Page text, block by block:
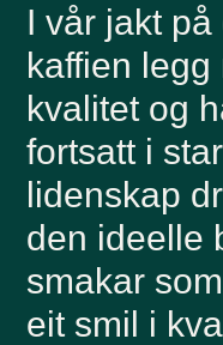
I vår jakt
kaffien legg
kvalitet og
fortsatt i
lidenskap
den ideelle
smakar
eit smil i